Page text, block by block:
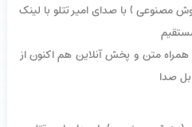
مصنوعی ) با صدای امیر تتلو با لینک
همراه متن و پخش آنلاین هم اکنون از
صدا